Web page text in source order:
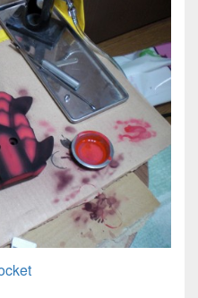
ョ
ン